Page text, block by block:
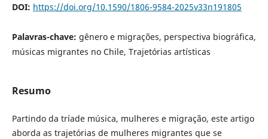
DOI: https://doi.org/10.1590/1806-9584-2025v33n191805
Palavras-chave: gênero e migrações, perspectiva biográfica,
músicas migrantes no Chile, Trajetórias artísticas
Resumo
Partindo da tríade música, mulheres e migração, este artigo
aborda as trajetórias de mulheres migrantes que se